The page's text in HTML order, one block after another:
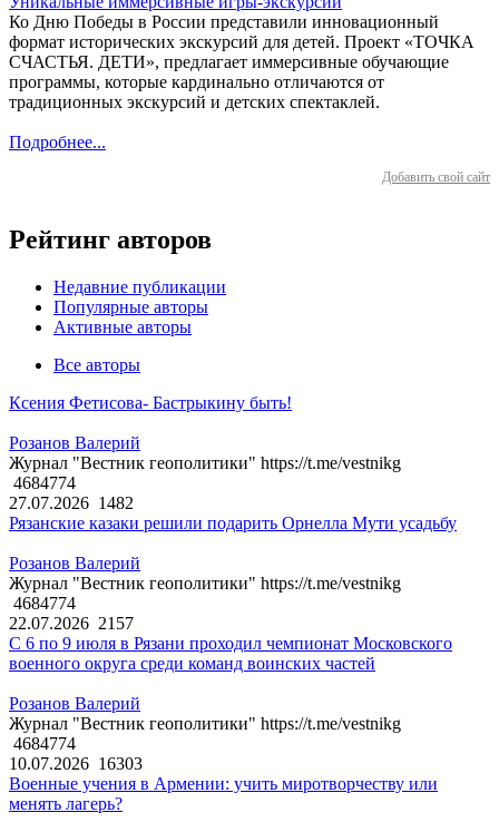
Ко Дню Победы в России представили инновационный
формат исторических экскурсий для детей. Проект «ТОЧКА
СЧАСТЬЯ. ДЕТИ», предлагает иммерсивные обучающие
программы, которые кардинально отличаются от
традиционных экскурсий и детских спектаклей.
Подробнее...
Добавить свой сайт
Рейтинг авторов
Недавние публикации
Популярные авторы
Активные авторы
Все авторы
Ксения Фетисова- Бастрыкину быть!
Розанов Валерий
Журнал "Вестник геополитики" https://t.me/vestnikg
4684774
27.07.2026 1482
Рязанские казаки решили подарить Орнелла Мути усадьбу
Розанов Валерий
Журнал "Вестник геополитики" https://t.me/vestnikg
4684774
22.07.2026 2157
С 6 по 9 июля в Рязани проходил чемпионат Московского
военного округа среди команд воинских частей
Розанов Валерий
Журнал "Вестник геополитики" https://t.me/vestnikg
4684774
10.07.2026 16303
Военные учения в Армении: учить миротворчеству или
менять лагерь?